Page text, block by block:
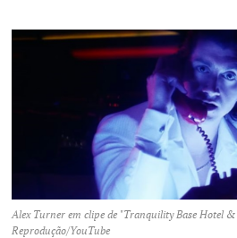
Alex Turner em clipe de "Tranquility Base Hotel
Reprodução/YouTube